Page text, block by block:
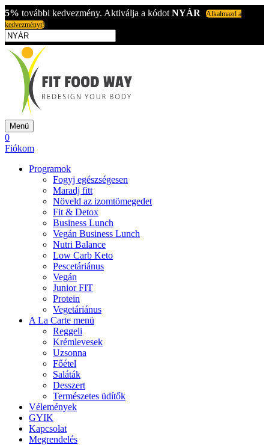
5% további kedvezmény. Aktiválja a kódot NYÁR
Alkalmazd a
kedvezményt!
Menü
0
Fiókom
Programok
Fogyj egészségesen
Maradj fitt
Növeld az izomtömegedet
Fit & Detox
Business Lunch
Vegán Business Lunch
Nutri Balance
Low Carb Keto
Pescetáriánus
Vegán
Junior FIT
Protein
Vegetáriánus
A La Carte menü
Reggeli
Krémlevesek
Uzsonna
Főétel
Saláták
Desszert
Természetes üdítők
Vélemények
GYIK
Kapcsolat
Megrendelés